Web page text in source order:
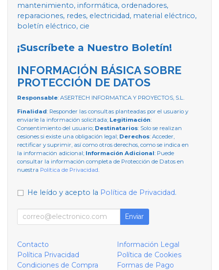
mantenimiento, informática, ordenadores,
reparaciones, redes, electricidad, material eléctrico,
boletín eléctrico, cie
¡Suscríbete a Nuestro Boletín!
INFORMACIÓN BÁSICA SOBRE
PROTECCIÓN DE DATOS
Responsable: ASERTECH INFORMATICA Y PROYECTOS, S.L.
Finalidad: Responder las consultas planteadas por el usuario y
enviarle la información solicitada; Legitimación:
Consentimiento del usuario; Destinatarios: Solo se realizan
cesiones si existe una obligación legal; Derechos: Acceder,
rectificar y suprimir, así como otros derechos, como se indica en
la información adicional; Información Adicional: Puede
consultar la información completa de Protección de Datos en
nuestra Política de Privacidad
He leído y acepto la Política de Privacidad.
Enviar
Contacto
Información Legal
Política Privacidad
Política de Cookies
Condiciones de Compra
Formas de Pago